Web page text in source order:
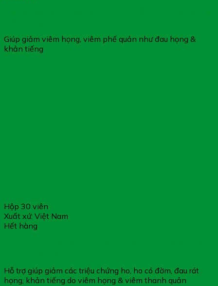
Giúp giảm viêm họng, viêm phế quản như đau họng &
khản tiếng
Hộp 30 viên
Xuất xứ: Việt Nam
Hết hàng
Hỗ trợ giúp giảm các triệu chứng ho, ho có đờm, đau rát
họng, khản tiếng do viêm họng & viêm thanh quản